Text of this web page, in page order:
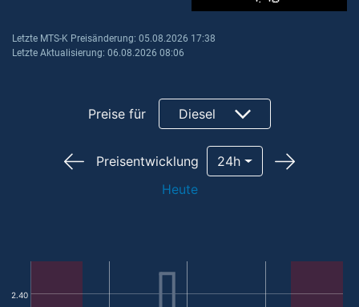
Letzte MTS-K Preisänderung: 05.08.2026 17:38
Letzte Aktualisierung: 06.08.2026 08:06
Preise für Diesel
Preisentwicklung
24h
Heute
2.40